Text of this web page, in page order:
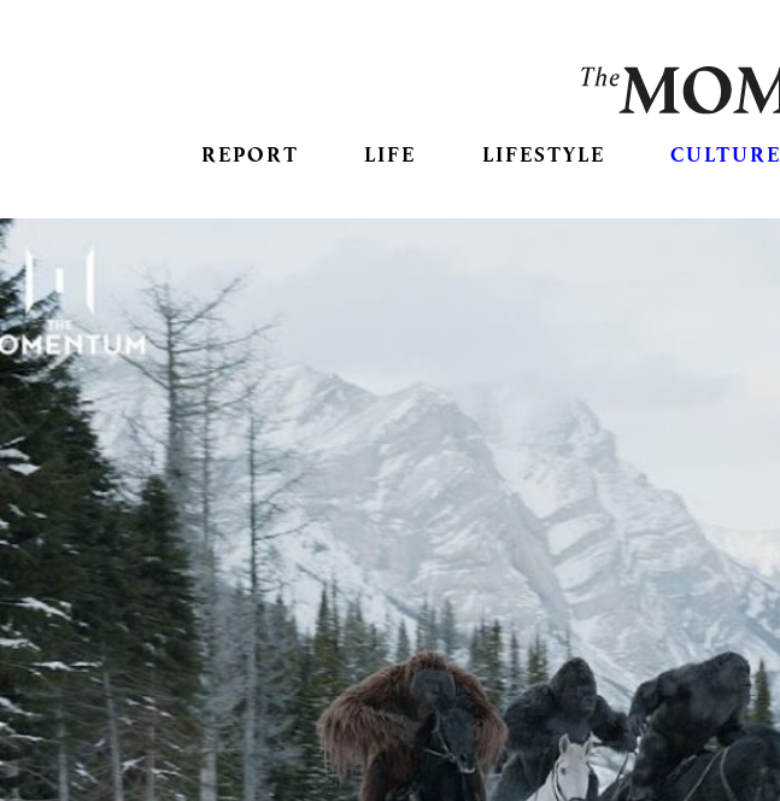
REPORT LIFE LIFESTYLE CULTURE